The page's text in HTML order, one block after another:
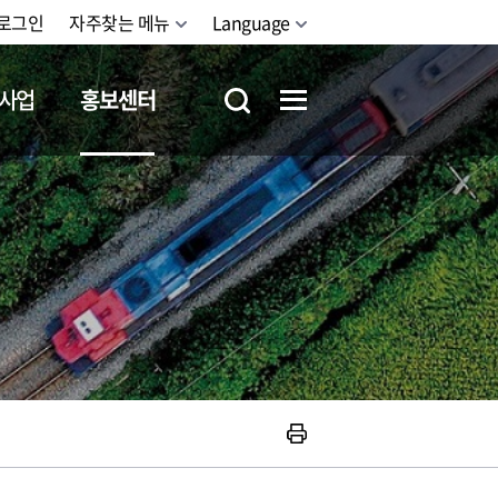
그인 자주찾는 메뉴 Language
업 홍보센터
철도체험